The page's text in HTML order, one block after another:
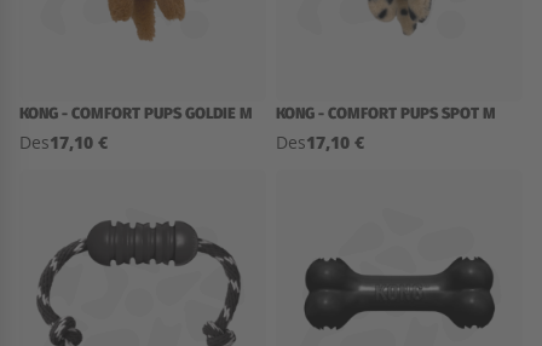
KONG - COMFORT PUPS GOLDIE M
Des17,10 €
KONG - COMFORT PUPS SPOT M
Des17,10 €